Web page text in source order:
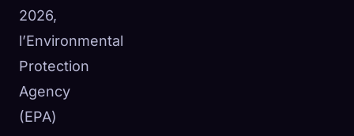
2026,
l’Environmental
Protection
Agency
(EPA)